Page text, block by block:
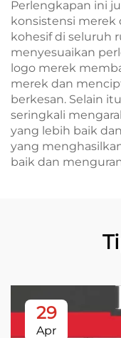
Perlengkapan ini
konsistensi merek
kohesif di seluruh
menyesuaikan
logo merek
merek dan
berkesan. Selain
seringkali
yang lebih baik
yang
baik dan
29
Apr